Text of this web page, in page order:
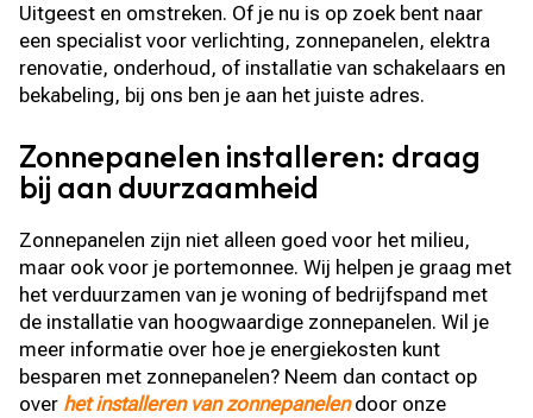
Uitgeest en omstreken. Of je nu is op zoek bent naar
een specialist voor verlichting, zonnepanelen, elektra
renovatie, onderhoud, of installatie van schakelaars en
bekabeling, bij ons ben je aan het juiste adres.
Zonnepanelen installeren: draag
bij aan duurzaamheid
Zonnepanelen zijn niet alleen goed voor het milieu,
maar ook voor je portemonnee. Wij helpen je graag met
het verduurzamen van je woning of bedrijfspand met
de installatie van hoogwaardige zonnepanelen. Wil je
meer informatie over hoe je energiekosten kunt
besparen met zonnepanelen? Neem dan contact op
over het installeren van zonnepanelendoor onze